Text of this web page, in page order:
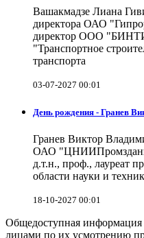
Вашакмадзе Лиана
директора ОАО
директор ООО
"Транспортное
транспорта
03-07-2027 00:01
День рождения - Гранев
Гранев Виктор
ОАО
д.т.н., проф., лауреат
области науки и
18-10-2027 00:01
Общедоступная
лицами по их усмотрению